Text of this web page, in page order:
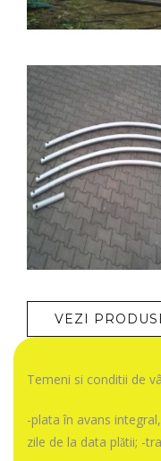
VEZI
Temeni si conditii de
-plata în avans
zile de la data plătii; -